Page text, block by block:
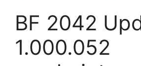
BF 2042
1.000.052